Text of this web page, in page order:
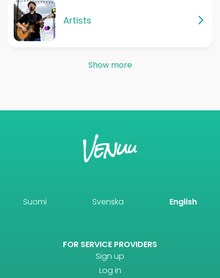
Artists
Show more
Suomi Svenska English
FOR SERVICE PROVIDERS
Sign up
Log in